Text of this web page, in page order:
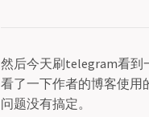
然后今天刷telegram看到
看了一下作者的博客使用
问题没有搞定。